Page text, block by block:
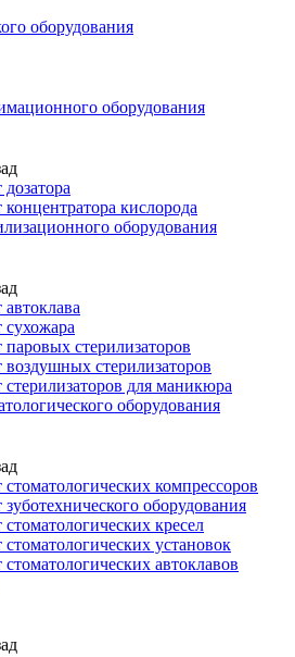
оборудования
оборудования
кислорода
оборудования
сухожара
паровых стерилизаторов
воздушных стерилизаторов
стерилизаторов для маникюра
оборудования
компрессоров
оборудования
кресел
установок
автоклавов